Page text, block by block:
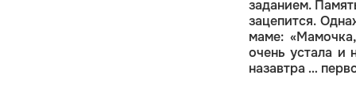
заданием.
зацепится.
маме:
очень устала и
назавтра …